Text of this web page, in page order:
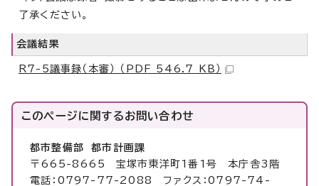
了承ください。
会議結果
R7-5議事録（本審） （PDF 546.7 KB）
このページに関するお問い合わせ
都市整備部 都市計画課
〒665-8665 宝塚市東洋町1番1号 本庁舎3階
電話：0797-77-2088 ファクス：0797-74-